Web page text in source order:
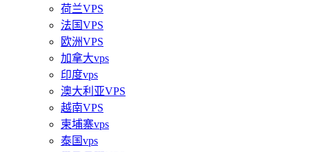
荷兰VPS
法国VPS
欧洲VPS
加拿大vps
印度vps
澳大利亚VPS
越南VPS
柬埔寨vps
泰国vps